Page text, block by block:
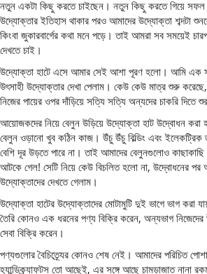
নতুন একটা কিছু করতে চাইছেন। নতুন কিছু করতে গিয়ে সফল
উদ্যোক্তার ইতিহাস থাকার পরও আমাদের উদ্যোক্তা শব্দটা
কিংবা জুকারবার্গের কথা মনে পড়ে। তাই আমরা সব সময়েই
দেখতে চাই।
উদ্যোক্তা হাটে এসে আমার সেই আশা পূরণ হলো। আমি এক
উৎসাহী উদ্যোক্তার দেখা পেলাম। কেউ কেউ মাত্র শুরু
নিজের পায়ের ওপর দাঁড়িয়ে সত্যি সত্যি অন্যদের চাকরি দিতে
আয়োজকদের নিয়ে বেলুন উড়িয়ে উদ্যোক্তা হাট উদ্বোধন
বেলুন ওড়ানো খুব কঠিন কাজ। উঁচু উঁচু বিল্ডিং এবং ইলেকট্রিক
বেশি দূর উড়তে পারে না। তাই আমাদের বেলুনগুলোও
আটকে গেল! সেটি নিয়ে কেউ বিচলিত হলো না, উদ্বোধনের পর
উদ্যোক্তাদের দেখতে গেলাম।
উদ্যোক্তা হাটের উদ্যোক্তাদের মোটামুটি দুই ভাগে ভাগ করা
তৈরি কোনও এক ধরনের পণ্য বিক্রি করেন, অন্যভাগ
সেবা বিক্রি করেন।
পণ্যগুলোর বৈচিত্র্যের কোনও শেষ নেই। আমাদের পরিচিত
হ্যান্ডিক্র্যাফটস তো আছেই, এর সঙ্গে আছে চামড়াজাত নানা